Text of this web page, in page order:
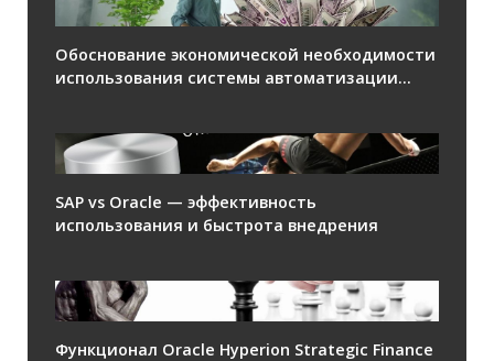
Обоснование экономической необходимости
использования системы автоматизации...
SAP vs Oracle — эффективность
использования и быстрота внедрения
Функционал Oracle Hyperion Strategic Finance